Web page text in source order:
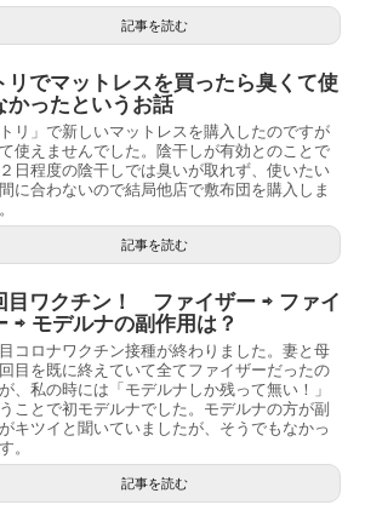
記事を読む
リでマットレスを買ったら臭くて使
かったというお話
トリ」で新しいマットレスを購入したのですが
使えませんでした。陰干しが有効とのことで
日程度の陰干しでは臭いが取れず、使いたい
に合わないので結局他店で敷布団を購入しま
記事を読む
目ワクチン！ ファイザー ⇨ ファイ
⇨ モデルナの副作用は？
コロナワクチン接種が終わりました。妻と母
目を既に終えていて全てファイザーだったの
、私の時には「モデルナしか残って無い！」
ことで初モデルナでした。モデルナの方が副
キツイと聞いていましたが、そうでもなかっ
。
記事を読む